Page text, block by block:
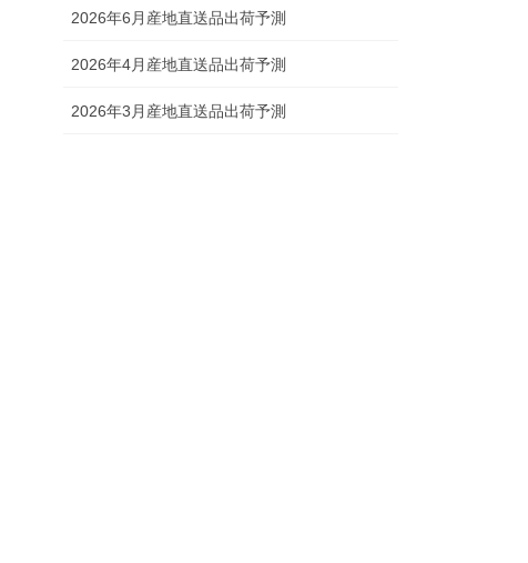
2026年6月産地直送品出荷予測
2026年4月産地直送品出荷予測
2026年3月産地直送品出荷予測